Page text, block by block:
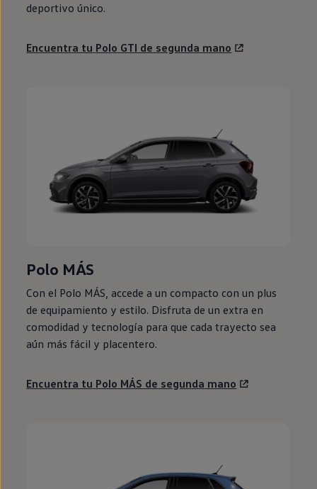
deportivo único.
Encuentra tu Polo GTI de segunda mano
Polo MÁS
Con el Polo MÁS, accede a un compacto con un plus
de equipamiento y estilo. Disfruta de un extra en
comodidad y tecnología para que cada trayecto sea
aún más fácil y placentero.
Encuentra tu Polo MÁS de segunda mano